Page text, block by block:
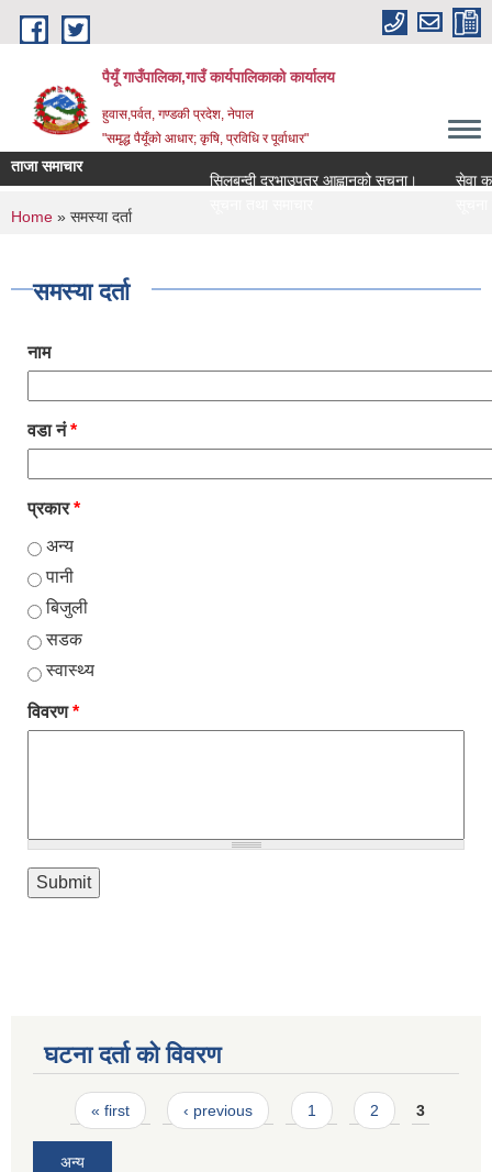
Skip to main content
पैयूँ गाउँपालिका,गाउँ कार्यपालिकाको कार्यालय
हुवास,पर्वत, गण्डकी प्रदेश, नेपाल
"समृद्ध पैयूँको आधार; कृषि, प्रविधि र पूर्वाधार"
ताजा समाचार
सिलबन्दी दरभाउपत्र आह्वानको सूचना।
सेवा
You are here
Home » समस्या दर्ता
समस्या दर्ता
नाम
वडा नं*
प्रकार*
अन्य
पानी
बिजुली
सडक
स्वास्थ्य
विवरण*
घटना दर्ता को विवरण
Pages
« first ‹ previous 1 2 3
अन्य